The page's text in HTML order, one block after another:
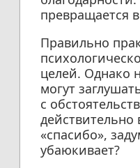
превращается
Правильно
целей. Однако
могут
с
«спасибо»,
убаюкивает?